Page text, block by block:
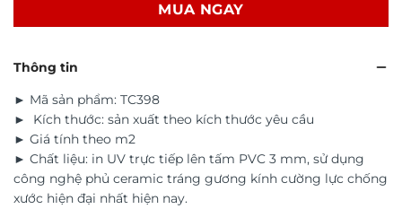
MUA NGAY
Thông tin
► Mã sản phẩm: TC398
► Kích thước: sản xuất theo kích thước yêu cầu
► Giá tính theo m2
► Chất liệu: in UV trực tiếp lên tấm PVC 3 mm, sử dụng
công nghệ phủ ceramic tráng gương kính cường lực chống
xước hiện đại nhất hiện nay.